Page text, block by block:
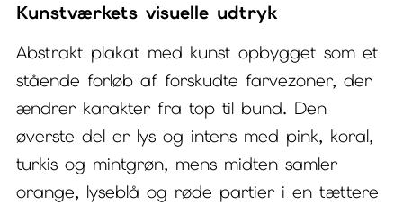
med
kunst
antal
Kunstværkets visuelle udtryk
Abstrakt plakat med kunst opbygget som et
stående forløb af forskudte farvezoner, der
ændrer karakter fra top til bund. Den
øverste del er lys og intens med pink, koral,
turkis og mintgrøn, mens midten samler
orange, lyseblå og røde partier i en tættere